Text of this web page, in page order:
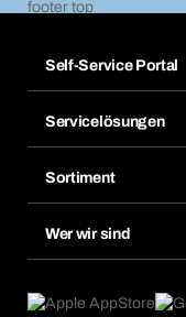
Self-Service Portal
Merklisten
Nachbestellung
Dauerauftrag
Servicelösungen
Gefahrenstoffdatenbank
eProcurement
Produktfinder
Sortiment
Wer wir sind
Was uns antreibt